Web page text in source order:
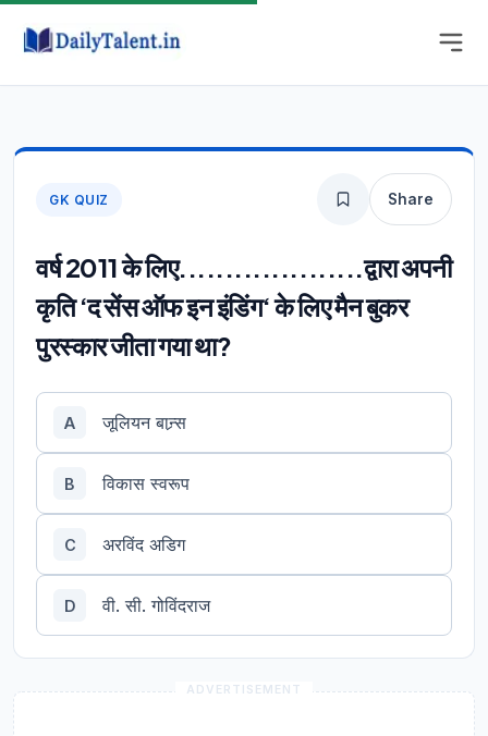
GK QUIZ Share
वर्ष 2011 के लिए....................द्वारा अपनी
कृति ‘द सेंस ऑफ इन इंडिंग‘ के लिए मैन बुकर
पुरस्कार जीता गया था?
A जूलियन बान्र्स
B विकास स्वरूप
C अरविंद अडिग
D वी. सी. गोविंदराज